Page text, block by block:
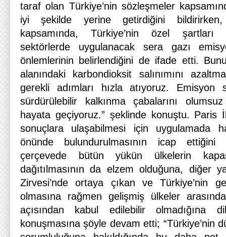
taraf olan Türkiye’nin sözleşmeler
iyi şekilde yerine getirdiğini
kapsamında, Türkiye’nin özel şartları
sektörlerde uygulanacak sera gazı
önlemlerinin belirlendiğini de ifade etti.
alanındaki karbondioksit salınımını
gerekli adımları hızla atıyoruz. Emisyon
sürdürülebilir kalkınma çabalarını
hayata geçiyoruz.” şeklinde konuştu. Paris
sonuçlara ulaşabilmesi için uygulamada
önünde bulundurulmasının icap
çerçevede bütün yükün ülkelerin
dağıtılmasının da elzem olduğuna, diğer
Zirvesi’nde ortaya çıkan ve Türkiye’nin
olmasına rağmen gelişmiş ülkeler
açısından kabul edilebilir olmadığına
konuşmasına şöyle devam etti; “Türkiye’nin